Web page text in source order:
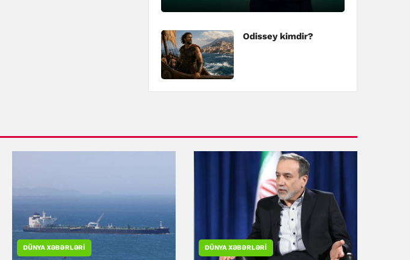
Odissey kimdir?
DÜNYA XƏBƏRLƏRI DÜNYA XƏBƏRLƏRI